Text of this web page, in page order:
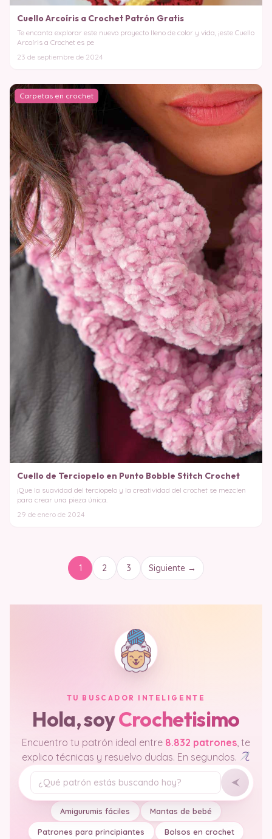
Cuello Arcoíris a Crochet Patrón Gratis
Te encanta explorar este nuevo proyecto lleno de color y vida, ¡este Cuello
Arcoíris a Crochet es pe
23 de septiembre de 2024
Carpetas en crochet
Cuello de Terciopelo en Punto Bobble Stitch Crochet
¡Que la suavidad del terciopelo y la creatividad del crochet se mezclen
para crear una pieza única.
29 de enero de 2024
1 2 3 Siguiente →
TU BUSCADOR INTELIGENTE
Hola, soyCrochetisimo
Encuentro tu patrón ideal entre 8.832 patrones , te
explico técnicas y resuelvo dudas. En segundos.
Tu pregunta
Amigurumis fáciles Mantas de bebé
Patrones para principiantes Bolsos en crochet